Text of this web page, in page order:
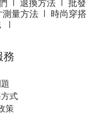
退換方法l 批發
測量方法
時尚穿搭
l
務
式
策